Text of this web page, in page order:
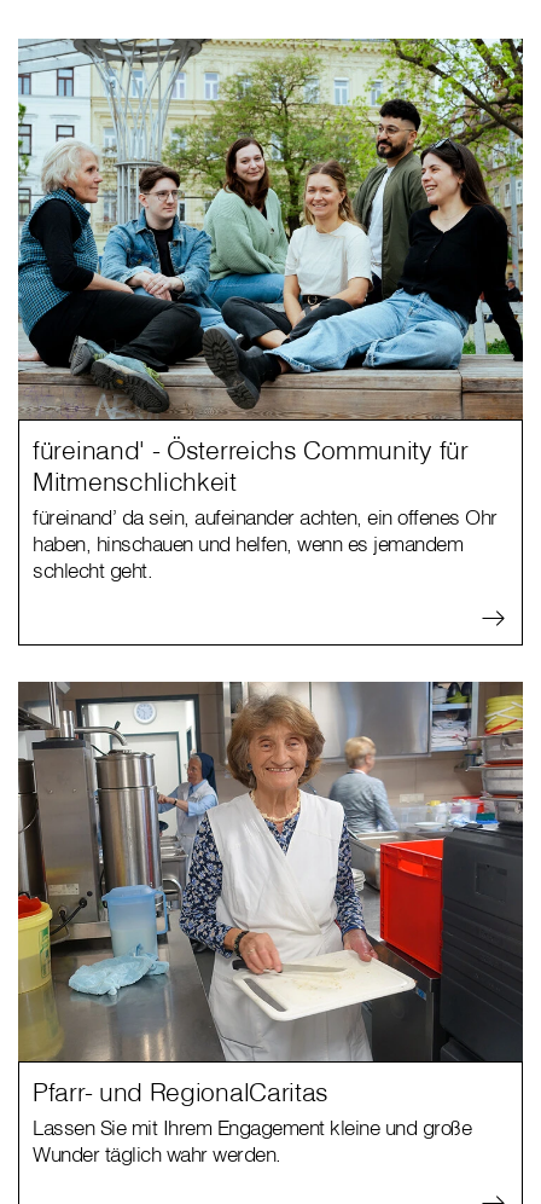
füreinand' - Österreichs Community für
Mitmenschlichkeit
füreinand’ da sein, aufeinander achten, ein offenes Ohr
haben, hinschauen und helfen, wenn es jemandem
schlecht geht.
Pfarr- und RegionalCaritas
Lassen Sie mit Ihrem Engagement kleine und große
Wunder täglich wahr werden.